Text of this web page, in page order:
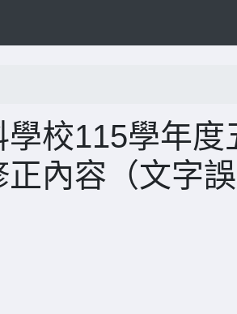
校115學年度
內容（文字